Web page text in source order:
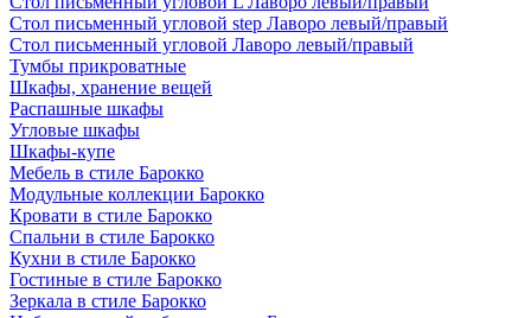
Стол письменный угловой step Лаворо левый/правый
Стол письменный угловой Лаворо левый/правый
Тумбы прикроватные
Шкафы, хранение вещей
Распашные шкафы
Угловые шкафы
Шкафы-купе
Мебель в стиле Барокко
Модульные коллекции Барокко
Кровати в стиле Барокко
Спальни в стиле Барокко
Кухни в стиле Барокко
Гостиные в стиле Барокко
Зеркала в стиле Барокко